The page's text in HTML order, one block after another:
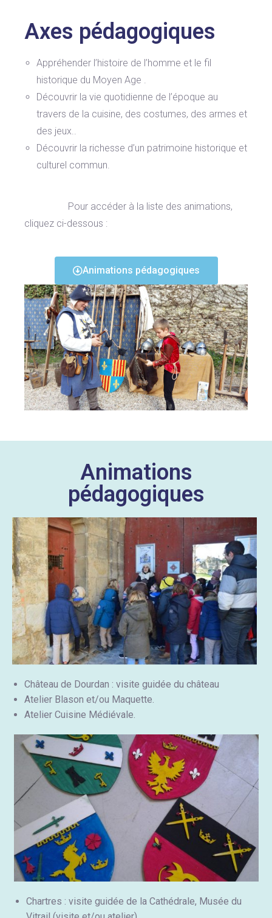
Axes pédagogiques
Appréhender l’histoire de l’homme et le fil
historique du Moyen Age .
Découvrir la vie quotidienne de l’époque au
travers de la cuisine, des costumes, des armes et
des jeux..
Découvrir la richesse d’un patrimoine historique et
culturel commun.
Pour accéder à la liste des animations,
cliquez ci-dessous :
Animations pédagogiques
Animations
pédagogiques
Château de Dourdan : visite guidée du château
Atelier Blason et/ou Maquette.
Atelier Cuisine Médiévale.
Chartres : visite guidée de la Cathédrale, Musée du